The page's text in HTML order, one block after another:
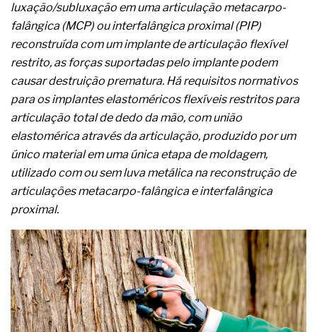
luxação/subluxação em uma articulação metacarpo-
falângica (MCP) ou interfalângica proximal (PIP)
reconstruída com um implante de articulação flexível
restrito, as forças suportadas pelo implante podem
causar destruição prematura. Há requisitos normativos
para os implantes elastoméricos flexíveis restritos para
articulação total de dedo da mão, com união
elastomérica através da articulação, produzido por um
único material em uma única etapa de moldagem,
utilizado com ou sem luva metálica na reconstrução de
articulações metacarpo-falângica e interfalângica
proximal.